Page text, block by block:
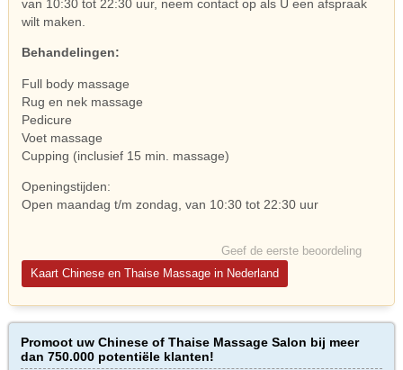
van 10:30 tot 22:30 uur, neem contact op als U een afspraak
wilt maken.
Behandelingen:
Full body massage
Rug en nek massage
Pedicure
Voet massage
Cupping (inclusief 15 min. massage)
Openingstijden:
Open maandag t/m zondag, van 10:30 tot 22:30 uur
Geef de eerste beoordeling
Kaart Chinese en Thaise Massage in Nederland
Promoot uw Chinese of Thaise Massage Salon bij meer
dan 750.000 potentiële klanten!